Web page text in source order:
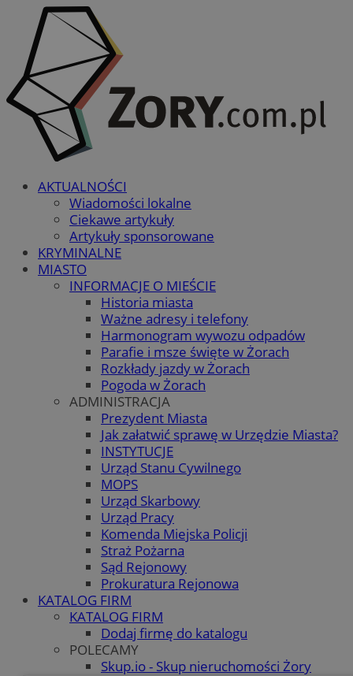
AKTUALNOŚCI
Wiadomości lokalne
Ciekawe artykuły
Artykuły sponsorowane
KRYMINALNE
MIASTO
INFORMACJE O MIEŚCIE
Historia miasta
Ważne adresy i telefony
Harmonogram wywozu odpadów
Parafie i msze święte w Żorach
Rozkłady jazdy w Żorach
Pogoda w Żorach
ADMINISTRACJA
Prezydent Miasta
Jak załatwić sprawę w Urzędzie Miasta?
INSTYTUCJE
Urząd Stanu Cywilnego
MOPS
Urząd Skarbowy
Urząd Pracy
Komenda Miejska Policji
Straż Pożarna
Sąd Rejonowy
Prokuratura Rejonowa
KATALOG FIRM
KATALOG FIRM
Dodaj firmę do katalogu
POLECAMY
Skup.io - Skup nieruchomości Żory